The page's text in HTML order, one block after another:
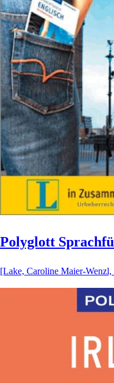
Polyglott
[Lake, Caroline Maier-